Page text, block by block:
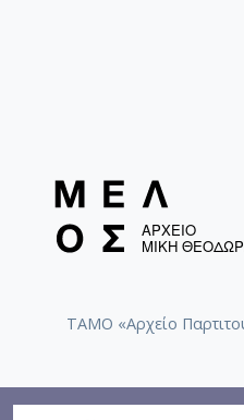
ΤΑΜΟ «Αρχείο